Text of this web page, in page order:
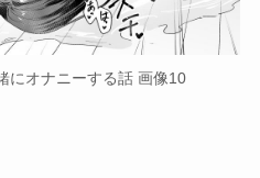
にオナニーする話 画像10